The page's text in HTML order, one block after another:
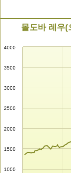
몰도바 레우
1000
1500
2000
2500
3000
3500
4000